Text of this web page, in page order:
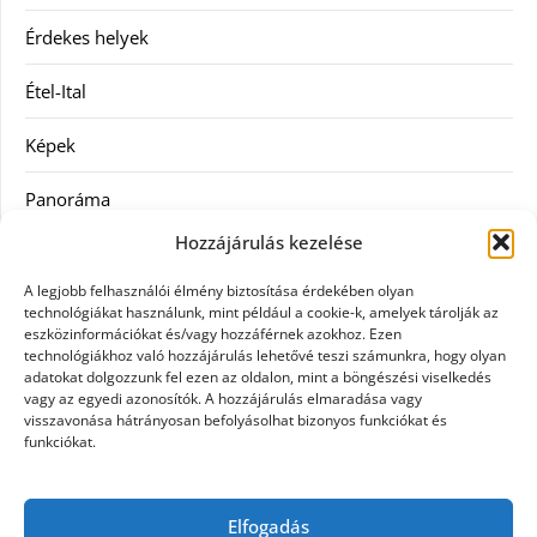
Hozzájárulás kezelése
A legjobb felhasználói élmény biztosítása érdekében olyan
technológiákat használunk, mint például a cookie-k, amelyek tárolják az
eszközinformációkat és/vagy hozzáférnek azokhoz. Ezen
technológiákhoz való hozzájárulás lehetővé teszi számunkra, hogy olyan
adatokat dolgozzunk fel ezen az oldalon, mint a böngészési viselkedés
vagy az egyedi azonosítók. A hozzájárulás elmaradása vagy
visszavonása hátrányosan befolyásolhat bizonyos funkciókat és
funkciókat.
Elfogadás
Érdekes helyek
Étel-Ital
Képek
Panoráma
Szolgáltatás
Vásárlás
Webáruházak